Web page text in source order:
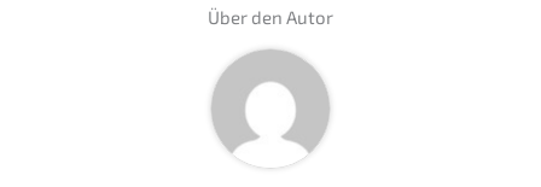
Über den Autor